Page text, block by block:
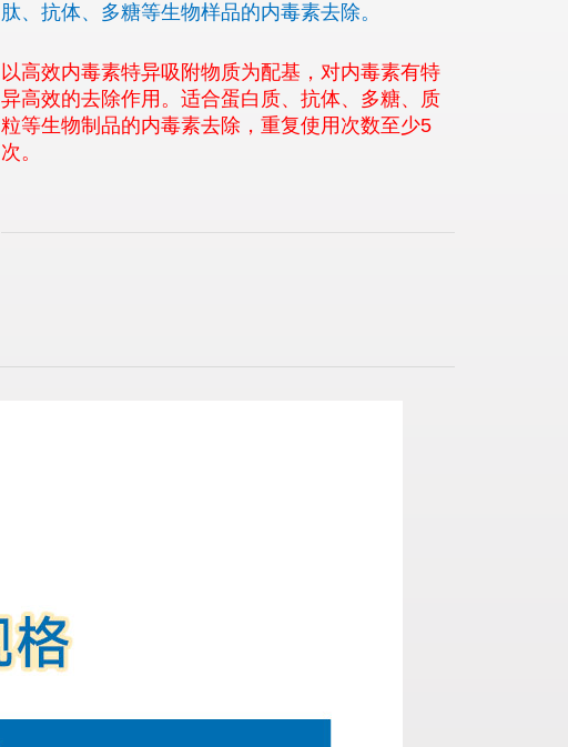
肽、抗体、多糖等生物样品的内毒素去除。
以高效内毒素特异吸附物质为配基，对内毒素有特
异高效的去除作用。适合蛋白质、抗体、多糖、质
粒等生物制品的内毒素去除，重复使用次数至少5
次。